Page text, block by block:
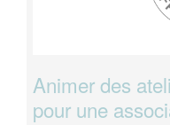
Animer des
pour une